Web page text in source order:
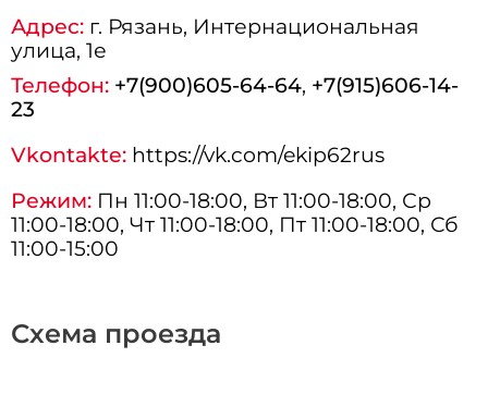
Схема проезда
Адрес: г. Рязань, Интернациональная
улица, 1е
Телефон: +7(900)605-64-64, +7(915)606-14-
23
Vkontakte: https://vk.com/ekip62rus
Режим: Пн 11:00-18:00, Вт 11:00-18:00, Ср
11:00-18:00, Чт 11:00-18:00, Пт 11:00-18:00, Сб
11:00-15:00